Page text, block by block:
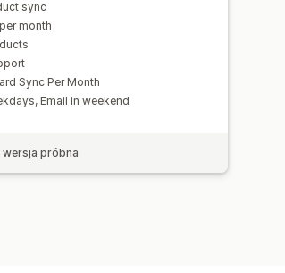
sync
month
Sync Per Month
Email in weekend
próbna